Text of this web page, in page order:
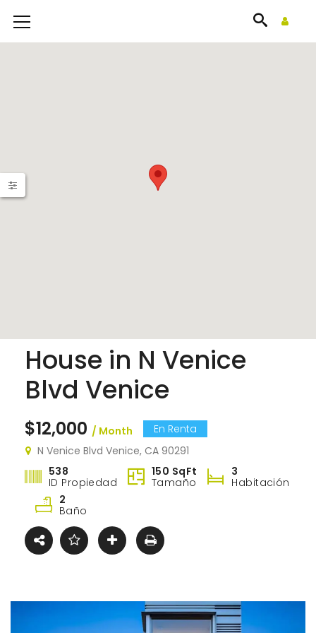
House in N Venice
Blvd Venice
$12,000 / Month
En Renta
N Venice Blvd Venice, CA 90291
538
ID Propiedad
150 SqFt
Tamaño
3
Habitación
2
Baño
Apartment Morden Santa Monica, Los Angeles